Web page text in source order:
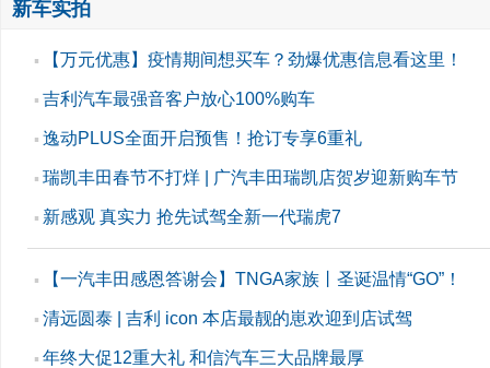
新车实拍
▪ 【万元优惠】疫情期间想买车？劲爆优惠信息看这里！
▪ 吉利汽车最强音客户放心100%购车
▪ 逸动PLUS全面开启预售！抢订专享6重礼
▪ 瑞凯丰田春节不打烊 | 广汽丰田瑞凯店贺岁迎新购车节
▪ 新感观 真实力 抢先试驾全新一代瑞虎7
▪ 【一汽丰田感恩答谢会】TNGA家族丨圣诞温情“GO”！
▪ 清远圆泰 | 吉利 icon 本店最靓的崽欢迎到店试驾
▪ 年终大促12重大礼 和信汽车三大品牌最厚